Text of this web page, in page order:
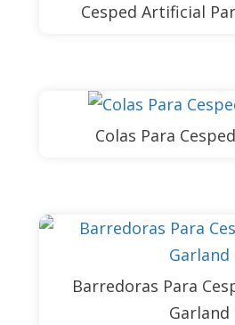
Cesped Artificial
Colas Para
Barredoras Para
Garland